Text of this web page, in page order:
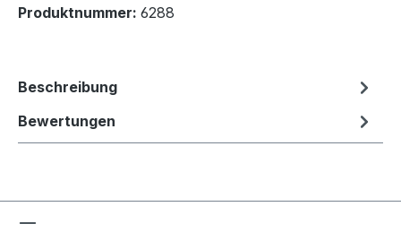
Produktnummer: 6288
Beschreibung
Bewertungen